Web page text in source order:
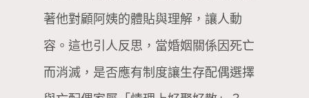
著他對顧阿姨的體貼與理解，讓人動
容。這也引人反思，當婚姻關係因死亡
而消滅，是否應有制度讓生存配偶選擇